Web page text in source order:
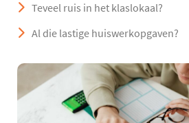
Teveel ruis in het klaslokaal?
Al die lastige huiswerkopgaven?